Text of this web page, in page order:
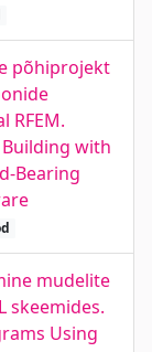
põhiprojekt
RFEM.
with
Bearing
mudelite
skeemides.
Using